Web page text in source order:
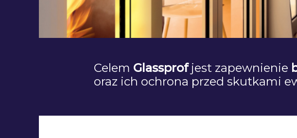
Celem Glassprofjest zapewnienie
oraz ich ochrona przed skutkami